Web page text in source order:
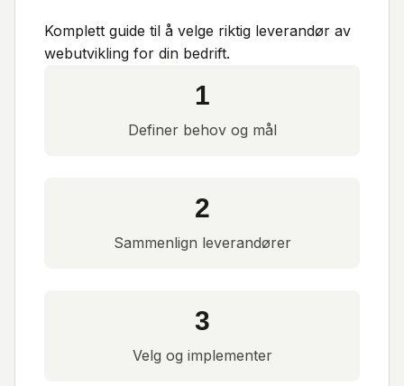
Komplett guide til å velge riktig leverandør av
webutvikling for din bedrift.
1
Definer behov og mål
2
Sammenlign leverandører
3
Velg og implementer